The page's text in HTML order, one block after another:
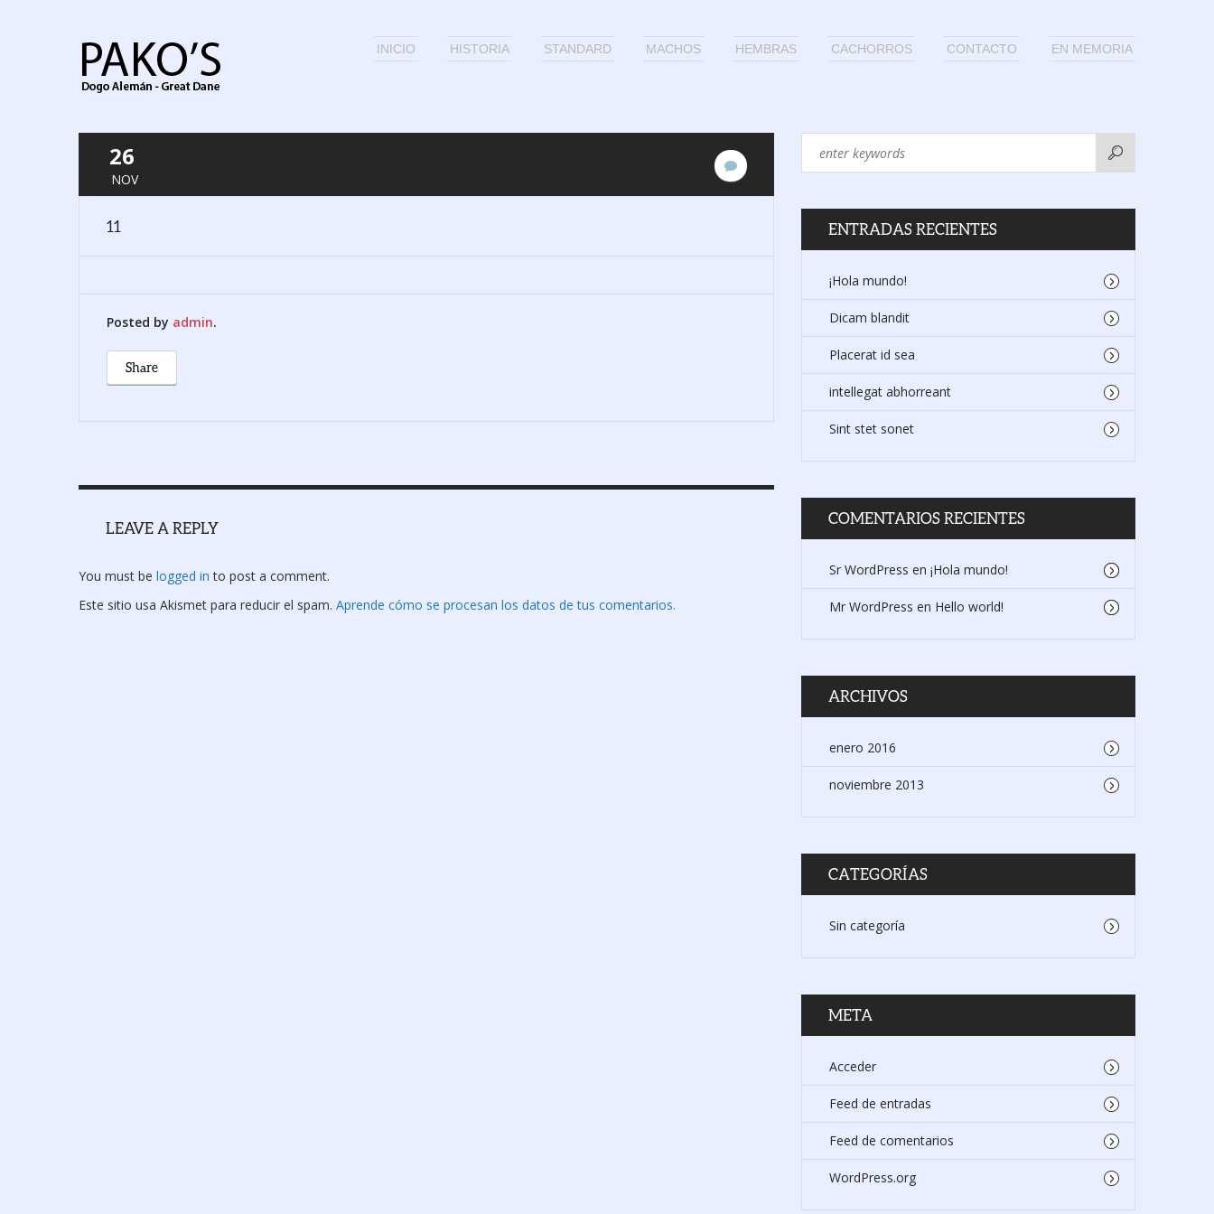
INICIO HISTORIA STANDARD MACHOS HEMBRAS CACHORROS CONTACTO EN MEMORIA
comentarios
26
NOV
11
Posted by admin.
Share
LEAVE A REPLY
You must be logged in to post a comment.
Este sitio usa Akismet para reducir el spam. Aprende cómo se procesan los datos de tus comentarios.
ENTRADAS RECIENTES
¡Hola mundo!
Dicam blandit
Placerat id sea
intellegat abhorreant
Sint stet sonet
COMENTARIOS RECIENTES
Sr WordPress en ¡Hola mundo!
Mr WordPress en Hello world!
ARCHIVOS
enero 2016
noviembre 2013
CATEGORÍAS
Sin categoría
META
Acceder
Feed de entradas
Feed de comentarios
WordPress.org